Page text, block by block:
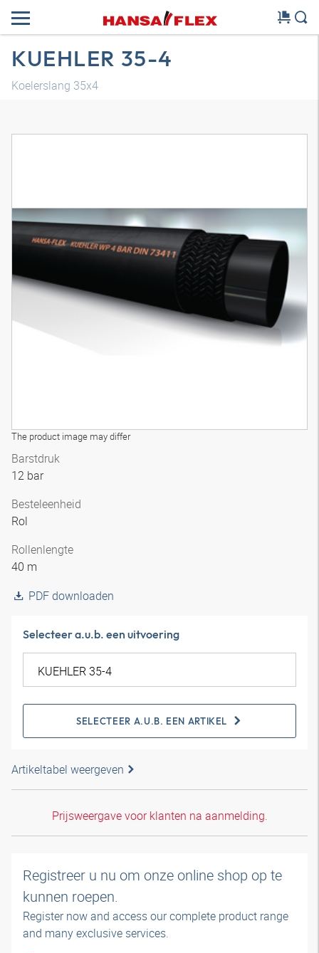
KUEHLER 35-4
Koelerslang 35x4
The product image may differ
Barstdruk
12 bar
Besteleenheid
Rol
Rollenlengte
40 m
PDF downloaden
Selecteer a.u.b. een uitvoering
SELECTEER A.U.B. EEN ARTIKEL
Artikeltabel weergeven
Prijsweergave voor klanten na aanmelding.
Registreer u nu om onze online shop op te
kunnen roepen.
Register now and access our complete product range
and many exclusive services.